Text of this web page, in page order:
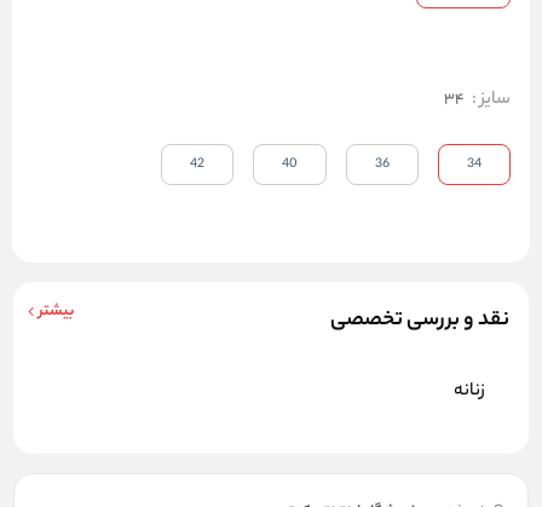
نقد و بررسی تخصصی بیشتر
زنانه
سایز:
34
34
36
40
42